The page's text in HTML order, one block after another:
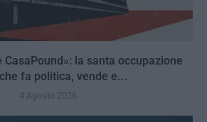
CasaPound»: la santa occupazione
fa politica, vende e...
4 Agosto 2026